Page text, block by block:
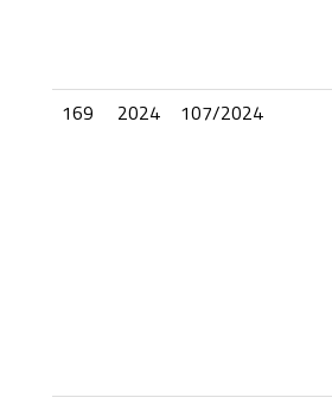
169 2024 107/2024